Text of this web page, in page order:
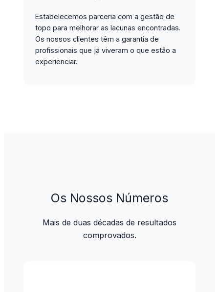
Estabelecemos parceria com a gestão de
topo para melhorar as lacunas encontradas.
Os nossos clientes têm a garantia de
profissionais que já viveram o que estão a
experienciar.
Os Nossos Números
Mais de duas décadas de resultados
comprovados.